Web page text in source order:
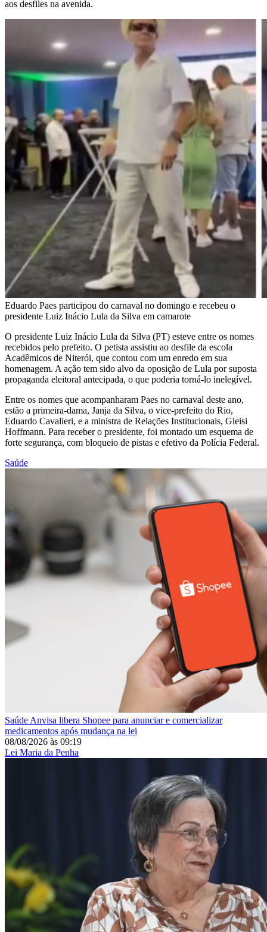
aos desfiles na avenida.
Eduardo Paes participou do carnaval no domingo e recebeu o
presidente Luiz Inácio Lula da Silva em camarote
O presidente Luiz Inácio Lula da Silva (PT) esteve entre os nomes
recebidos pelo prefeito. O petista assistiu ao desfile da escola
Acadêmicos de Niterói, que contou com um enredo em sua
homenagem. A ação tem sido alvo da oposição de Lula por suposta
propaganda eleitoral antecipada, o que poderia torná-lo inelegível.
Entre os nomes que acompanharam Paes no carnaval deste ano,
estão a primeira-dama, Janja da Silva, o vice-prefeito do Rio,
Eduardo Cavalieri, e a ministra de Relações Institucionais, Gleisi
Hoffmann. Para receber o presidente, foi montado um esquema de
forte segurança, com bloqueio de pistas e efetivo da Polícia Federal.
Saúde
Saúde Anvisa libera Shopee para anunciar e comercializar
medicamentos após mudança na lei
08/08/2026 às 09:19
Lei Maria da Penha